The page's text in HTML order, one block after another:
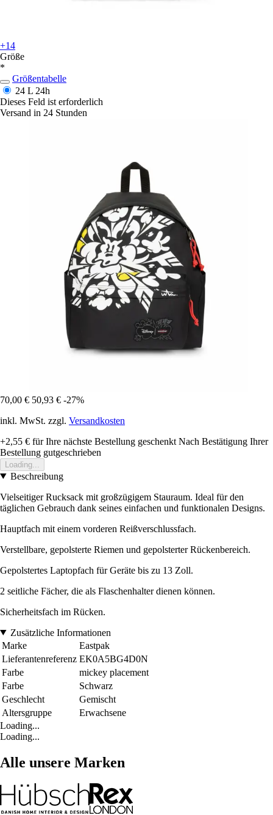
+14
Größe
*
Größentabelle
24 L 24h
Dieses Feld ist erforderlich
Versand in 24 Stunden
70,00 € 50,93 € -27%
inkl. MwSt. zzgl. Versandkosten
+2,55 € für Ihre nächste Bestellung geschenkt Nach Bestätigung Ihrer
Bestellung gutgeschrieben
Loading...
Beschreibung
Vielseitiger Rucksack mit großzügigem Stauraum. Ideal für den
täglichen Gebrauch dank seines einfachen und funktionalen Designs.
Hauptfach mit einem vorderen Reißverschlussfach.
Verstellbare, gepolsterte Riemen und gepolsterter Rückenbereich.
Gepolstertes Laptopfach für Geräte bis zu 13 Zoll.
2 seitliche Fächer, die als Flaschenhalter dienen können.
Sicherheitsfach im Rücken.
Zusätzliche Informationen
Marke
Eastpak
Lieferantenreferenz EK0A5BG4D0N
Farbe
mickey placement
Farbe
Schwarz
Geschlecht
Gemischt
Altersgruppe
Erwachsene
Loading...
Loading...
Alle unsere Marken